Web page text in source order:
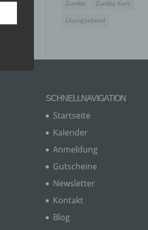
Zumba
Zumba Kurs
Übungsabend
SCHNELLNAVIGATION
Startseite
Kalender
Anmeldung
Gutscheine
Newsletter
Kontakt
Blog
zu